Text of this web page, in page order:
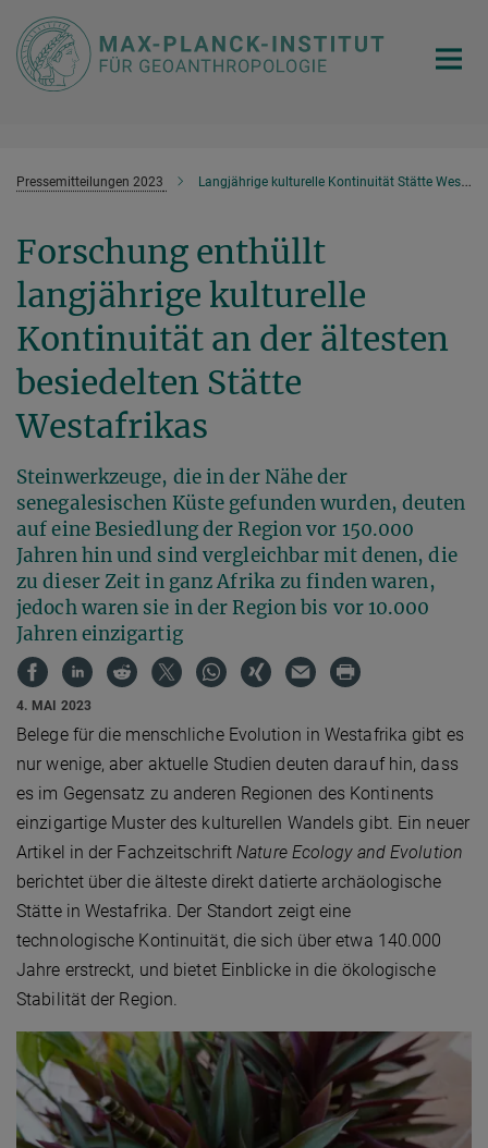
Hauptinhalt
Pressemitteilungen 2023 Langjährige kulturelle Kontinuität Stätte Westafrika
Forschung enthüllt
langjährige kulturelle
Kontinuität an der ältesten
besiedelten Stätte
Westafrikas
Steinwerkzeuge, die in der Nähe der
senegalesischen Küste gefunden wurden, deuten
auf eine Besiedlung der Region vor 150.000
Jahren hin und sind vergleichbar mit denen, die
zu dieser Zeit in ganz Afrika zu finden waren,
jedoch waren sie in der Region bis vor 10.000
Jahren einzigartig
4. MAI 2023
Belege für die menschliche Evolution in Westafrika gibt es
nur wenige, aber aktuelle Studien deuten darauf hin, dass
es im Gegensatz zu anderen Regionen des Kontinents
einzigartige Muster des kulturellen Wandels gibt. Ein neuer
Artikel in der FachzeitschriftNature Ecology and Evolution
berichtet über die älteste direkt datierte archäologische
Stätte in Westafrika. Der Standort zeigt eine
technologische Kontinuität, die sich über etwa 140.000
Jahre erstreckt, und bietet Einblicke in die ökologische
Stabilität der Region.